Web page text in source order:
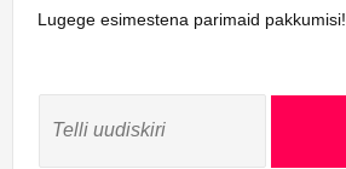
Lugege esimestena parimaid pakkumisi!